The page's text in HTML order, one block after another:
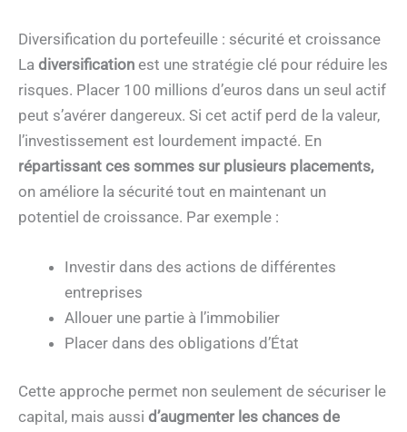
Diversification du portefeuille : sécurité et croissance
La diversification est une stratégie clé pour réduire les
risques. Placer 100 millions d’euros dans un seul actif
peut s’avérer dangereux. Si cet actif perd de la valeur,
l’investissement est lourdement impacté. En
répartissant ces sommes sur plusieurs placements,
on améliore la sécurité tout en maintenant un
potentiel de croissance. Par exemple :
Investir dans des actions de différentes
entreprises
Allouer une partie à l’immobilier
Placer dans des obligations d’État
Cette approche permet non seulement de sécuriser le
capital, mais aussi d’augmenter les chances de